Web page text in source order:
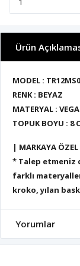
Ürün
MODEL :
RENK : BEYAZ
MATERYAL :
TOPUK BOYU : 8
| MARKAYA
* Talep etmeniz
farklı
kroko, yılan
Yorumlar